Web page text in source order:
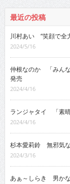
最近の投稿
川村あい “笑顔で全
2024/5/16
仲根なのか 「みん
発売
2024/4/16
ランジャタイ 「素晴
2024/4/16
杉本愛莉鈴 無邪気な
2024/3/16
あぁ～しらき 男かな